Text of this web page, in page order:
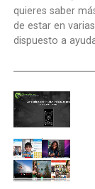
quieres saber
de estar en
dispuesto a